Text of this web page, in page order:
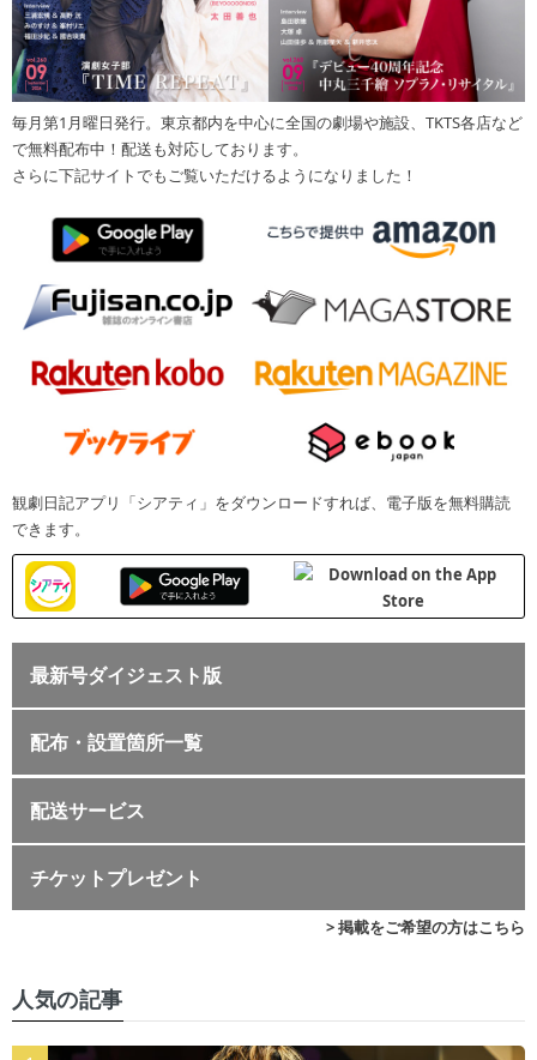
毎月第1月曜日発行。東京都内を中心に全国の劇場や施設、TKTS各店など
で無料配布中！配送も対応しております。
さらに下記サイトでもご覧いただけるようになりました！
観劇日記アプリ「シアティ」をダウンロードすれば、電子版を無料購読
できます。
最新号ダイジェスト版
配布・設置箇所一覧
配送サービス
チケットプレゼント
> 掲載をご希望の方はこちら
人気の記事